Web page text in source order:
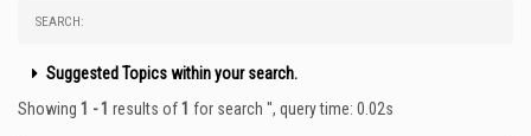
SEARCH:
Suggested Topics within your search.
Showing 1 - 1 results of1 for search '', query time: 0.02s